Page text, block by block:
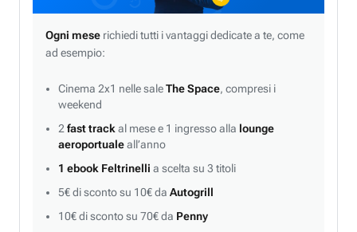
Ogni mese richiedi tutti i vantaggi dedicate a te, come
ad esempio:
Cinema 2x1 nelle saleThe Space, compresi i
weekend
2 fast track al mese e 1 ingresso alla lounge
aeroportualeall’anno
1 ebook Feltrinelli a scelta su 3 titoli
5€ di sconto su 10€ da Autogrill
10€ di sconto su 70€ da Penny